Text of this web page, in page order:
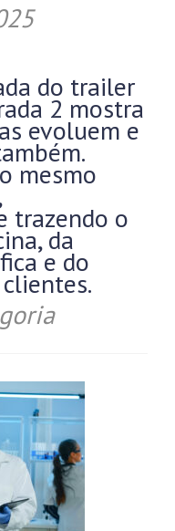
do trailer
2 mostra
evoluem e
mesmo
trazendo o
da
e do